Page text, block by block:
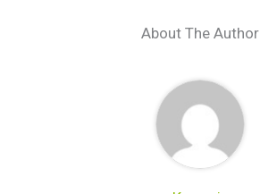
About The Author